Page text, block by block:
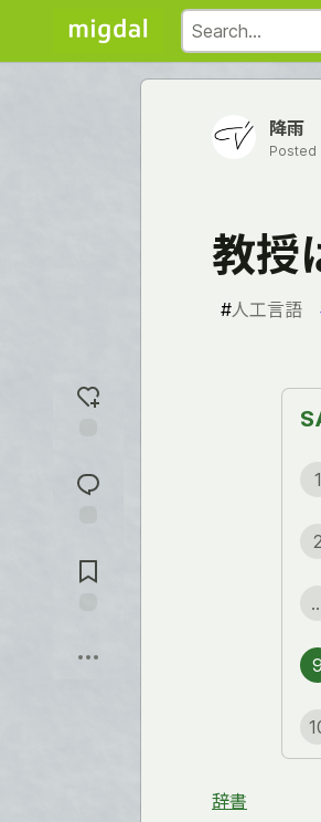
reaction
Comments
降雨
Posted
教授
#人工言語
1
2
9
辞書